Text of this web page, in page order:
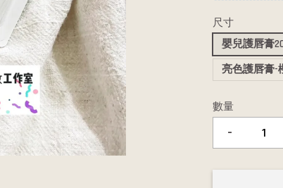
尺寸
嬰兒護唇膏
亮色護唇膏-
數量
-